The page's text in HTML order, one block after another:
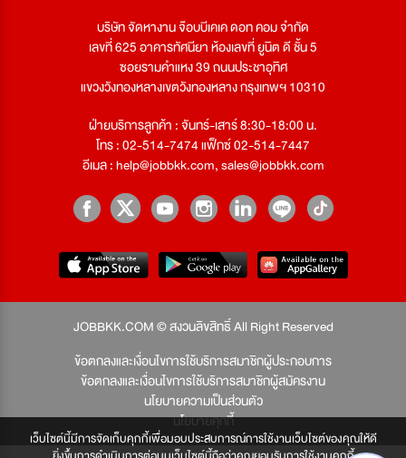
เว็บไซต์นี้มีการจัดเก็บคุกกี้เพื่อมอบประสบการณ์การใช้งานเว็บไซต์ของคุณให้ดี
บริษัท จัดหางาน จ๊อบบีเคเค ดอท คอม จำกัด
เลขที่ 625 อาคารทัศนียา ห้องเลขที่ ยูนิต ดี ชั้น 5
ซอยรามคำแหง 39 ถนนประชาอุทิศ
แขวงวังทองหลางเขตวังทองหลาง กรุงเทพฯ 10310
ฝ่ายบริการลูกค้า : จันทร์-เสาร์ 8:30-18:00 น.
โทร : 02-514-7474 แฟ็กซ์ 02-514-7447
อีเมล :help@jobbkk.com,sales@jobbkk.com
JOBBKK.COM © สงวนลิขสิทธิ์ All Right Reserved
ข้อตกลงและเงื่อนไขการใช้บริการสมาชิกผู้ประกอบการ
ข้อตกลงและเงื่อนไขการใช้บริการสมาชิกผู้สมัครงาน
นโยบายความเป็นส่วนตัว
นโยบายคุกกี้